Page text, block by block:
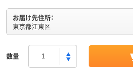
お届け先住所：
東京都江東区
数量